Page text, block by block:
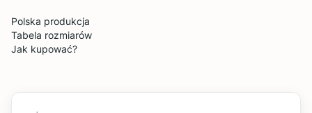
Polska produkcja
Tabela rozmiarów
Jak kupować?